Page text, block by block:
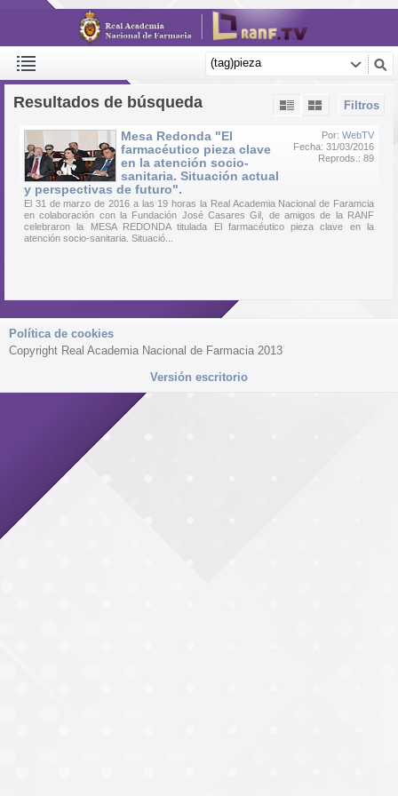
Filtros
Resultados de búsqueda
Por: WebTV
Fecha: 31/03/2016
Reprods.: 89
Mesa Redonda "El
farmacéutico pieza clave
en la atención socio-
sanitaria. Situación actual
y perspectivas de futuro".
El 31 de marzo de 2016 a las 19 horas la Real Academia Nacional de Faramcia
en colaboración con la Fundación José Casares Gil, de amigos de la RANF
celebraron la MESA REDONDA titulada El farmacéutico pieza clave en la
atención socio-sanitaria. Situació...
Política de cookies
Copyright Real Academia Nacional de Farmacia 2013
Versión escritorio